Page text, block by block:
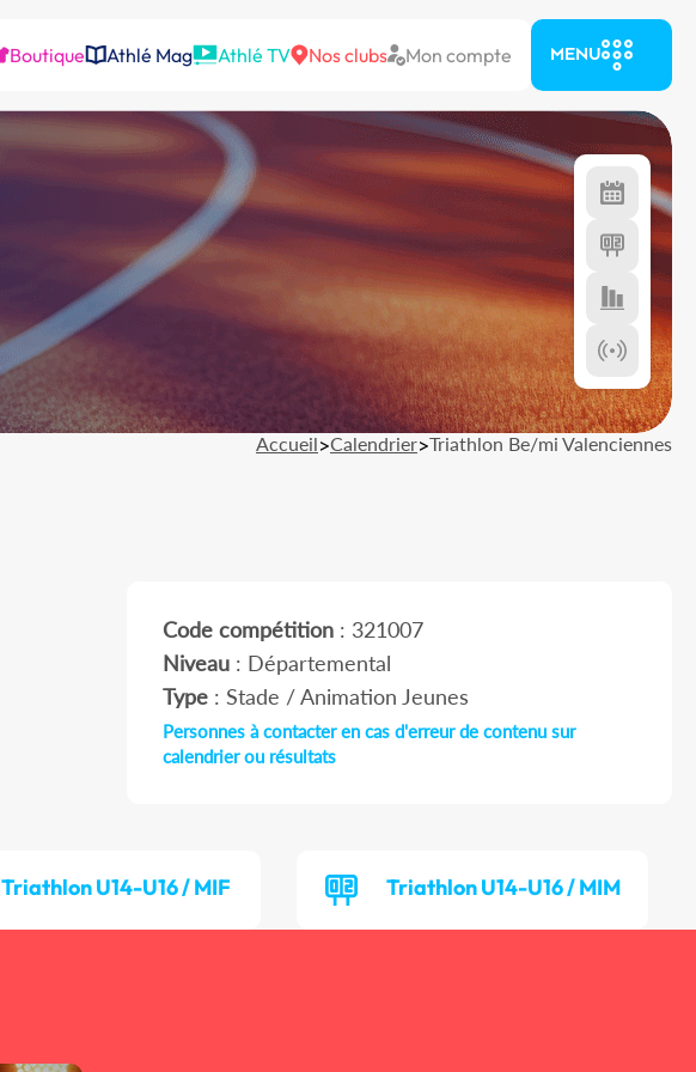
Boutique Athlé Mag Athlé TV Nos clubs Mon compte MENU
Accueil>Calendrier>Triathlon Be/mi Valenciennes
Code compétition: 321007
Niveau: Départemental
Type: Stade / Animation Jeunes
Personnes à contacter en cas d'erreur de contenu sur
calendrier ou résultats
Triathlon U14-U16 / MIF Triathlon U14-U16 / MIM